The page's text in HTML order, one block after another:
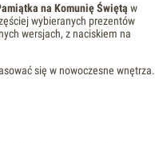
na Komunię Świętą w
wybieranych prezentów
wersjach, z naciskiem na
się w nowoczesne wnętrza.